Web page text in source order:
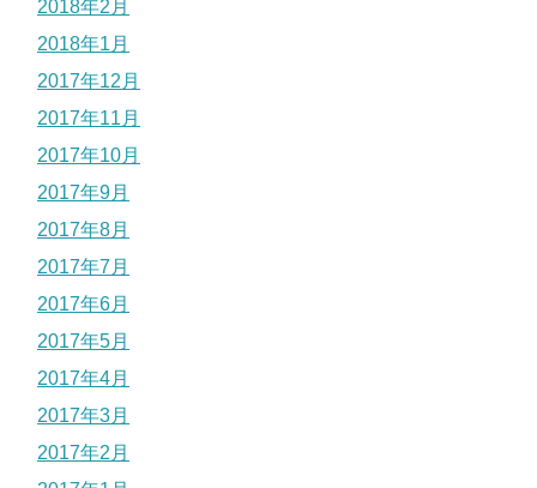
2018年2月
2018年1月
2017年12月
2017年11月
2017年10月
2017年9月
2017年8月
2017年7月
2017年6月
2017年5月
2017年4月
2017年3月
2017年2月